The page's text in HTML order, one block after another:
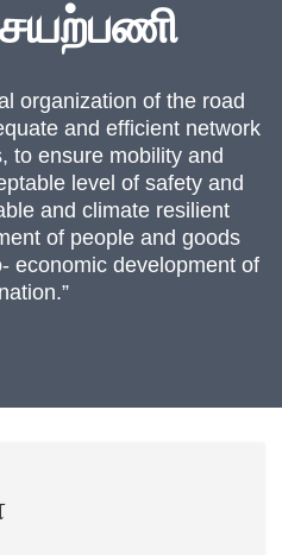
organization of the road
and efficient network
to ensure mobility and
level of safety and
and climate resilient
of people and goods
economic development of